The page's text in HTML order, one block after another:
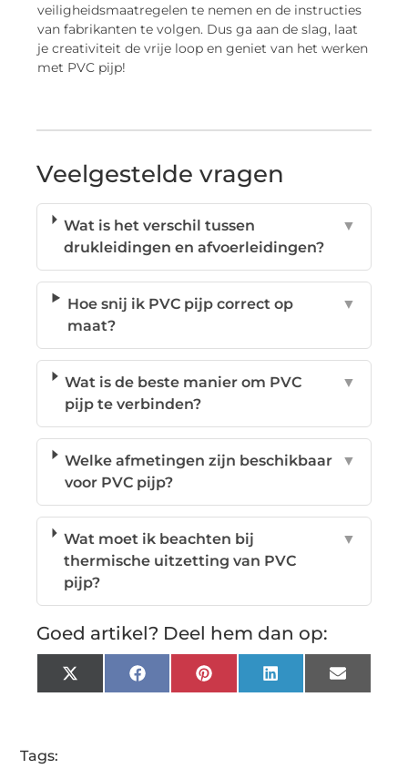
veiligheidsmaatregelen te nemen en de instructies
van fabrikanten te volgen. Dus ga aan de slag, laat
je creativiteit de vrije loop en geniet van het werken
met PVC pijp!
Veelgestelde vragen
Wat is het verschil tussen
drukleidingen en afvoerleidingen?
▼
Hoe snij ik PVC pijp correct op
maat?
▼
Wat is de beste manier om PVC
pijp te verbinden?
▼
Welke afmetingen zijn beschikbaar
voor PVC pijp?
▼
Wat moet ik beachten bij
thermische uitzetting van PVC
pijp?
▼
Goed artikel? Deel hem dan op:
X
(Twitter)
FacebookPinterestLinkedInEmail
Tags: